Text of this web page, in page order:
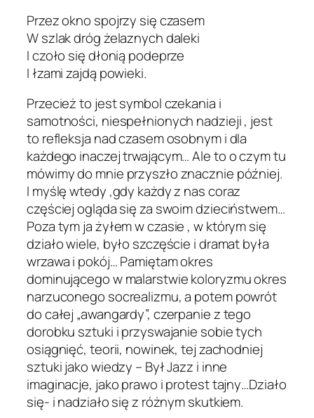
Przez okno spojrzy się czasem
W szlak dróg żelaznych daleki
I czoło się dłonią podeprze
I łzami zajdą powieki.
Przecież to jest symbol czekania i
samotności, niespełnionych nadzieji , jest
to refleksja nad czasem osobnym i dla
każdego inaczej trwającym… Ale to o czym tu
mówimy do mnie przyszło znacznie później.
I myślę wtedy ,gdy każdy z nas coraz
częściej ogląda się za swoim dzieciństwem…
Poza tym ja żyłem w czasie , w którym się
działo wiele, było szczęście i dramat była
wrzawa i pokój… Pamiętam okres
dominującego w malarstwie koloryzmu okres
narzuconego socrealizmu, a potem powrót
do całej „awangardy”, czerpanie z tego
dorobku sztuki i przyswajanie sobie tych
osiągnięć, teorii, nowinek, tej zachodniej
sztuki jako wiedzy – Był Jazz i inne
imaginacje, jako prawo i protest tajny…Działo
się- i nadziało się z różnym skutkiem.